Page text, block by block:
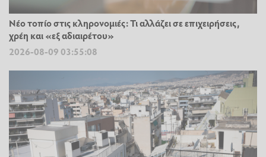
Νέο τοπίο στις κληρονομιές: Τι αλλάζει σε επιχειρήσεις,
χρέη και «εξ αδιαιρέτου»
2026-08-09 03:55:08